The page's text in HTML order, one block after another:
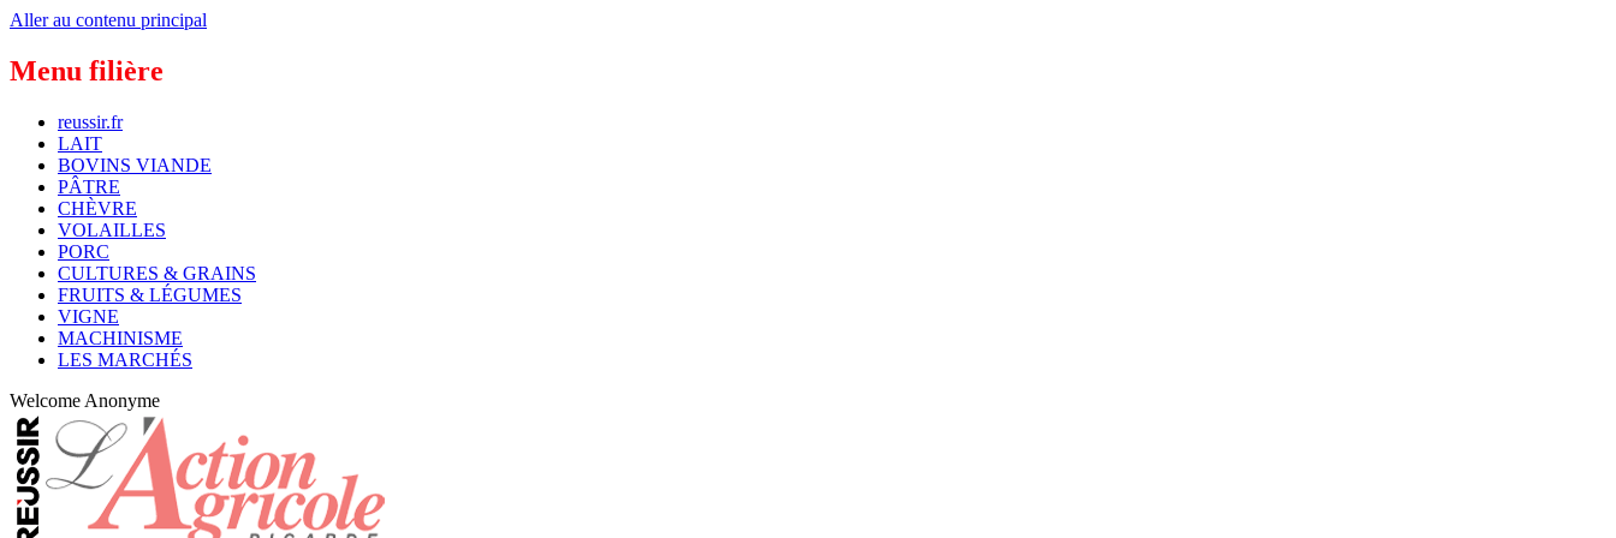
Aller au contenu principal
Menu filière
reussir.fr
LAIT
BOVINS VIANDE
PÂTRE
CHÈVRE
VOLAILLES
PORC
CULTURES & GRAINS
FRUITS & LÉGUMES
VIGNE
MACHINISME
LES MARCHÉS
Welcome Anonyme